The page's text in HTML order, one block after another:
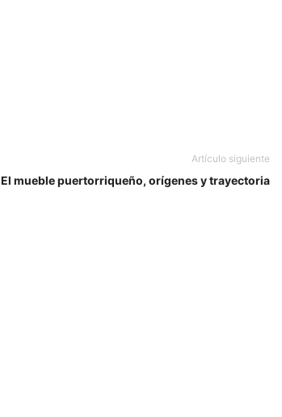
Artículo siguiente
El mueble puertorriqueño, orígenes y trayectoria